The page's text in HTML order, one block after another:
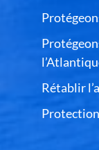
Rétablir